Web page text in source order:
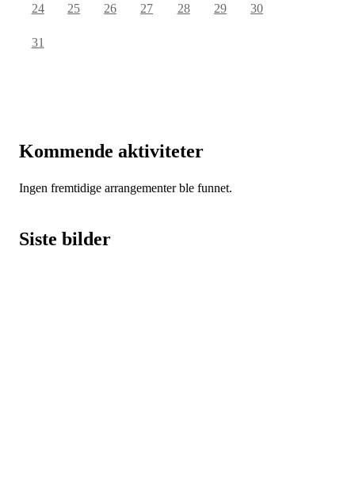
24 25 26 27 28 29 30
31
Kommende aktiviteter
Ingen fremtidige arrangementer ble funnet.
Siste bilder